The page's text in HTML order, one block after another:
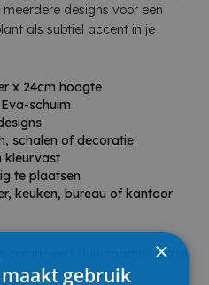
designs voor een
als subtiel accent in je
x 24cm hoogte
schuim
schalen of decoratie
kleurvast
te plaatsen
keuken, bureau of kantoor
combineert duurzaamheid, stijl
en veelzijdige
×
gebruik